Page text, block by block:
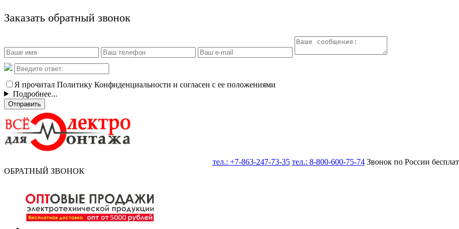
Заказать обратный звонок
Я прочитал Политику Конфиденциальности и согласен с ее положениями
Подробнее...
Отправить
тел.: +7-863-247-73-35 тел.: 8-800-600-75-74Звонок по России
ОБРАТНЫЙ ЗВОНОК